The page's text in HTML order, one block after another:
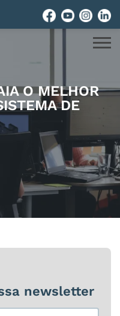
O MELHOR
DE
newsletter